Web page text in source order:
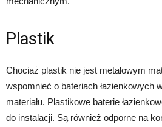
Plastik
Chociaż plastik nie jest metalowym
wspomnieć o bateriach łazienkowych
materiału. Plastikowe baterie
do instalacji. Są również odporne na